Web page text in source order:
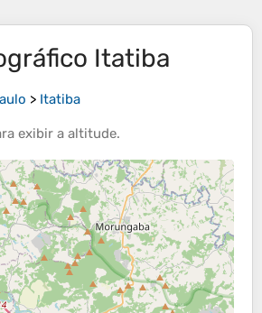
Itatiba
> Itatiba
exibir a altitude.